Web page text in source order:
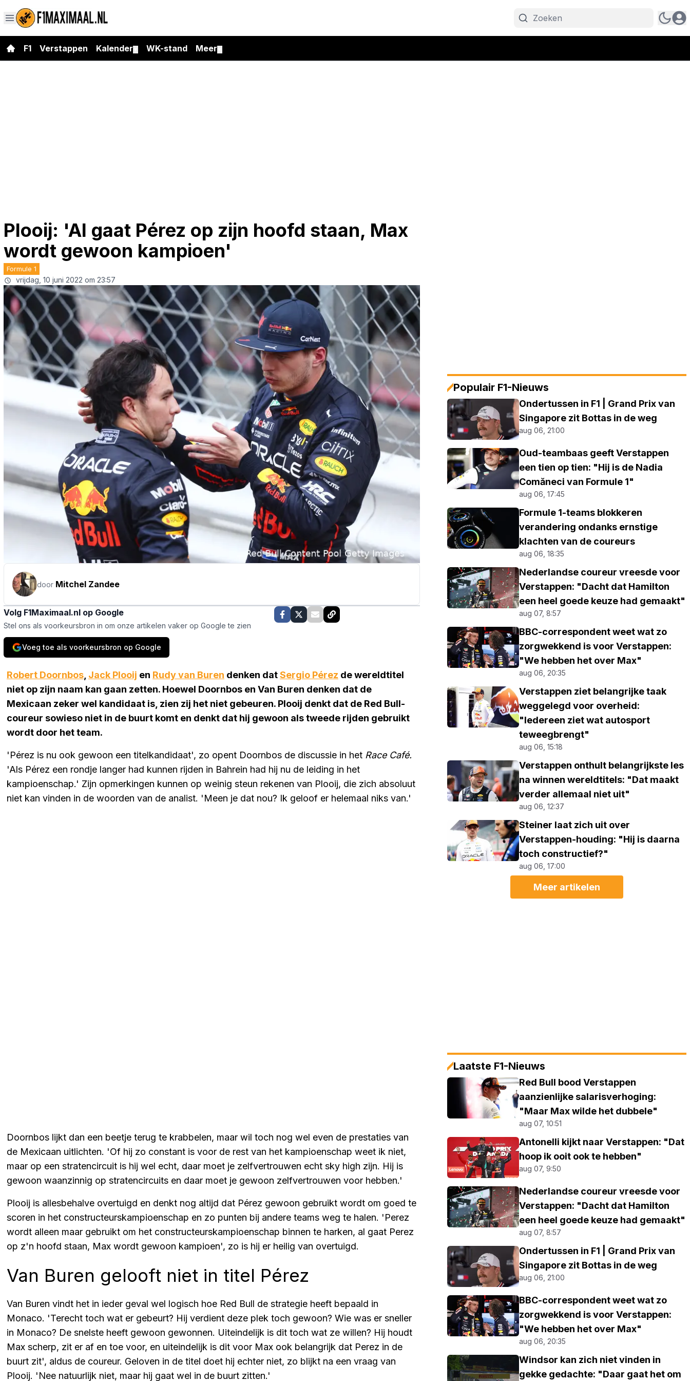
F1 Verstappen Kalender WK-stand Meer
Plooij: 'Al gaat Pérez op zijn hoofd staan, Max
wordt gewoon kampioen'
Formule 1
vrijdag, 10 juni 2022 om 23:57
door Mitchel Zandee
Volg F1Maximaal.nl op Google
Stel ons als voorkeursbron in om onze artikelen vaker op Google te zien
Voeg toe als voorkeursbron op Google
Robert Doornbos Jack Plooij en Rudy van Buren denken datSergio Pérez de wereldtitel
niet op zijn naam kan gaan zetten. Hoewel Doornbos en Van Buren denken dat de
Mexicaan zeker wel kandidaat is, zien zij het niet gebeuren. Plooij denkt dat de Red Bull-
coureur sowieso niet in de buurt komt en denkt dat hij gewoon als tweede rijden gebruikt
wordt door het team.
'Pérez is nu ook gewoon een titelkandidaat', zo opent Doornbos de discussie in het Race Café.
'Als Pérez een rondje langer had kunnen rijden in Bahrein had hij nu de leiding in het
kampioenschap.' Zijn opmerkingen kunnen op weinig steun rekenen van Plooij, die zich absoluut
niet kan vinden in de woorden van de analist. 'Meen je dat nou? Ik geloof er helemaal niks van.'
Doornbos lijkt dan een beetje terug te krabbelen, maar wil toch nog wel even de prestaties van
de Mexicaan uitlichten. 'Of hij zo constant is voor de rest van het kampioenschap weet ik niet,
maar op een stratencircuit is hij wel echt, daar moet je zelfvertrouwen echt sky high zijn. Hij is
gewoon waanzinnig op stratencircuits en daar moet je gewoon zelfvertrouwen voor hebben.'
Plooij is allesbehalve overtuigd en denkt nog altijd dat Pérez gewoon gebruikt wordt om goed te
scoren in het constructeurskampioenschap en zo punten bij andere teams weg te halen. 'Perez
wordt alleen maar gebruikt om het constructeurskampioenschap binnen te harken, al gaat Perez
op z'n hoofd staan, Max wordt gewoon kampioen', zo is hij er heilig van overtuigd.
Van Buren gelooft niet in titel Pérez
Van Buren vindt het in ieder geval wel logisch hoe Red Bull de strategie heeft bepaald in
Monaco. 'Terecht toch wat er gebeurt? Hij verdient deze plek toch gewoon? Wie was er sneller
in Monaco? De snelste heeft gewoon gewonnen. Uiteindelijk is dit toch wat ze willen? Hij houdt
Max scherp, zit er af en toe voor, en uiteindelijk is dit voor Max ook belangrijk dat Perez in de
buurt zit', aldus de coureur. Geloven in de titel doet hij echter niet, zo blijkt na een vraag van
Plooij. 'Nee natuurlijk niet, maar hij gaat wel in de buurt zitten.'
Populair F1-Nieuws
Ondertussen in F1 | Grand Prix van
Singapore zit Bottas in de weg
aug 06, 21:00
Oud-teambaas geeft Verstappen
een tien op tien: "Hij is de Nadia
Comăneci van Formule 1"
aug 06, 17:45
Formule 1-teams blokkeren
verandering ondanks ernstige
klachten van de coureurs
aug 06, 18:35
Nederlandse coureur vreesde voor
Verstappen: "Dacht dat Hamilton
een heel goede keuze had gemaakt"
aug 07, 8:57
BBC-correspondent weet wat zo
zorgwekkend is voor Verstappen:
"We hebben het over Max"
aug 06, 20:35
Verstappen ziet belangrijke taak
weggelegd voor overheid:
"Iedereen ziet wat autosport
teweegbrengt"
aug 06, 15:18
Verstappen onthult belangrijkste les
na winnen wereldtitels: "Dat maakt
verder allemaal niet uit"
aug 06, 12:37
Steiner laat zich uit over
Verstappen-houding: "Hij is daarna
toch constructief?"
aug 06, 17:00
Meer artikelen
Laatste F1-Nieuws
Red Bull bood Verstappen
aanzienlijke salarisverhoging:
"Maar Max wilde het dubbele"
aug 07, 10:51
Antonelli kijkt naar Verstappen: "Dat
hoop ik ooit ook te hebben"
aug 07, 9:50
Nederlandse coureur vreesde voor
Verstappen: "Dacht dat Hamilton
een heel goede keuze had gemaakt"
aug 07, 8:57
Ondertussen in F1 | Grand Prix van
Singapore zit Bottas in de weg
aug 06, 21:00
BBC-correspondent weet wat zo
zorgwekkend is voor Verstappen:
"We hebben het over Max"
aug 06, 20:35
Windsor kan zich niet vinden in
gekke gedachte: "Daar gaat het om